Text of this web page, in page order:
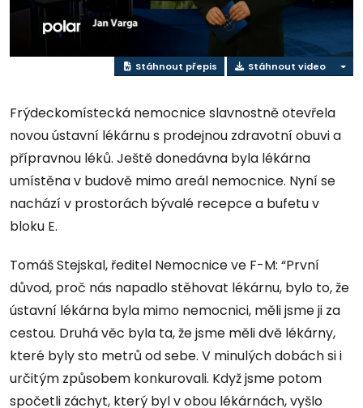
video
Stáhnout přepis Stáhnout video
Frýdeckomístecká nemocnice slavnostně otevřela
novou ústavní lékárnu s prodejnou zdravotní obuvi a
přípravnou léků. Ještě donedávna byla lékárna
umístěna v budově mimo areál nemocnice. Nyní se
nachází v prostorách bývalé recepce a bufetu v
bloku E.
Tomáš Stejskal, ředitel Nemocnice ve F-M: “První
důvod, proč nás napadlo stěhovat lékárnu, bylo to, že
ústavní lékárna byla mimo nemocnici, měli jsme ji za
cestou. Druhá věc byla ta, že jsme měli dvě lékárny,
které byly sto metrů od sebe. V minulých dobách si i
určitým způsobem konkurovali. Když jsme potom
spočetli záchyt, který byl v obou lékárnách, vyšlo